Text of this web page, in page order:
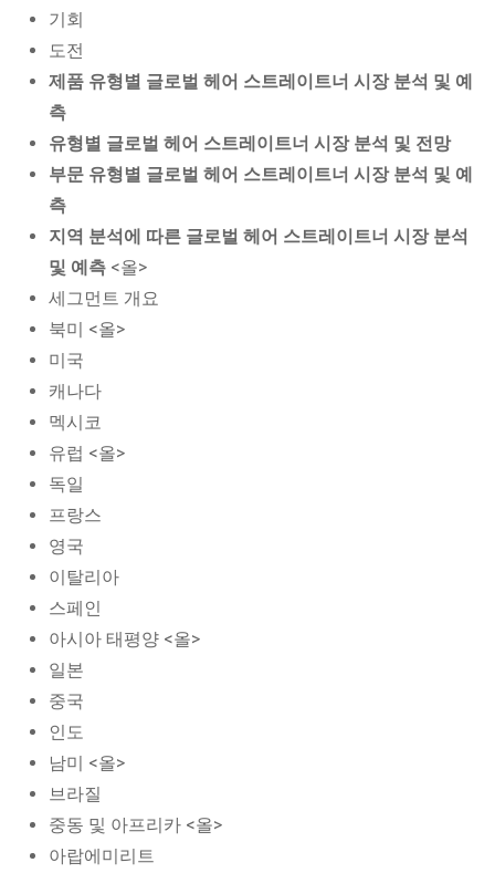
기회
도전
제품 유형별 글로벌 헤어 스트레이트너 시장 분석 및 예
측
유형별 글로벌 헤어 스트레이트너 시장 분석 및 전망
부문 유형별 글로벌 헤어 스트레이트너 시장 분석 및 예
측
지역 분석에 따른 글로벌 헤어 스트레이트너 시장 분석
및 예측 <올>
세그먼트 개요
북미 <올>
미국
캐나다
멕시코
유럽 <올>
독일
프랑스
영국
이탈리아
스페인
아시아 태평양 <올>
일본
중국
인도
남미 <올>
브라질
중동 및 아프리카 <올>
아랍에미리트